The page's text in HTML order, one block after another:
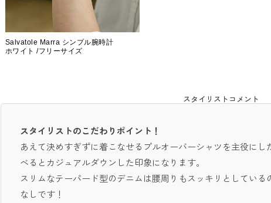
Salvatole Marra シンプル腕時計
ホワイト /フリーサイズ
スタイリストコメント
スタイリストのこだわりポイント！
あえて決めすぎずに着こなせるプルオーバーシャツを主役に
べるとカジュアルダウンした印象になります。
スリムなテーパード型のデニムは腰周りもスッキリとしてい
なしです！